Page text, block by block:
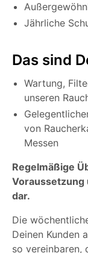
Jährliche
Das sind
Wartung,
unseren
von
Messen
Regelmäßige
Voraussetzung
dar.
Die
Deinen Kunden
so vereinbaren,